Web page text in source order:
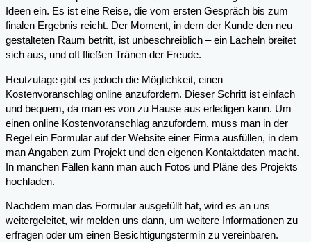
Ideen ein. Es ist eine Reise, die vom ersten Gespräch bis zum
finalen Ergebnis reicht. Der Moment, in dem der Kunde den neu
gestalteten Raum betritt, ist unbeschreiblich – ein Lächeln breitet
sich aus, und oft fließen Tränen der Freude.
Heutzutage gibt es jedoch die Möglichkeit, einen
Kostenvoranschlag online anzufordern. Dieser Schritt ist einfach
und bequem, da man es von zu Hause aus erledigen kann. Um
einen online Kostenvoranschlag anzufordern, muss man in der
Regel ein Formular auf der Website einer Firma ausfüllen, in dem
man Angaben zum Projekt und den eigenen Kontaktdaten macht.
In manchen Fällen kann man auch Fotos und Pläne des Projekts
hochladen.
Nachdem man das Formular ausgefüllt hat, wird es an uns
weitergeleitet, wir melden uns dann, um weitere Informationen zu
erfragen oder um einen Besichtigungstermin zu vereinbaren.